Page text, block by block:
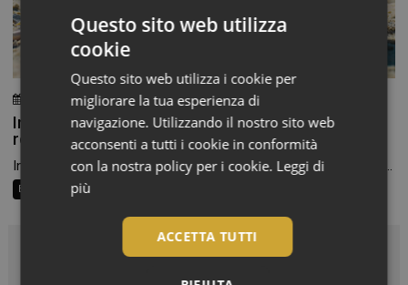
24 Luglio 2026 Chiara Verlato
Integratori per pelle e capelli in estate: la beauty
routine passa anche dalla farmacia
In estate cambiamo texture, scegliamo cosmetici più leggeri e...
Beauty Trend
Questo sito web utilizza
cookie
Questo sito web utilizza i cookie per
migliorare la tua esperienza di
navigazione. Utilizzando il nostro sito web
acconsenti a tutti i cookie in conformità
con la nostra policy per i cookie. Leggi di
più
ACCETTA TUTTI